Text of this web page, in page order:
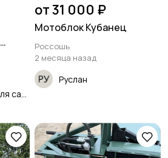
от 31 000 ₽
Мотоблок Кубанец
Россошь
2 месяца назад
Руслан